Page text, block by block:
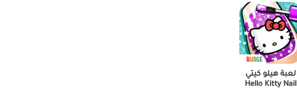
لعبة هيلو كيتي
Hello Kitty Nail